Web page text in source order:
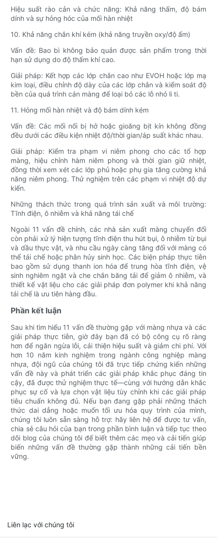
Hiệu suất rào cản và chức năng: Khả năng thấm, độ bám
dính và sự hỏng hóc của mối hàn nhiệt
10. Khả năng chắn khí kém (khả năng truyền oxy/độ ẩm)
Vấn đề: Bao bì không bảo quản được sản phẩm trong thời
hạn sử dụng do độ thấm khí cao.
Giải pháp: Kết hợp các lớp chắn cao như EVOH hoặc lớp mạ
kim loại, điều chỉnh độ dày của các lớp chắn và kiểm soát độ
bền của quá trình cán màng để loại bỏ các lỗ nhỏ li ti.
11. Hỏng mối hàn nhiệt và độ bám dính kém
Vấn đề: Các mối nối bị hở hoặc gioăng bịt kín không đồng
đều dưới các điều kiện nhiệt độ/thời gian/áp suất khác nhau.
Giải pháp: Kiểm tra phạm vi niêm phong cho các tổ hợp
màng, hiệu chỉnh hàm niêm phong và thời gian giữ nhiệt,
đồng thời xem xét các lớp phủ hoặc phụ gia tăng cường khả
năng niêm phong. Thử nghiệm trên các phạm vi nhiệt độ dự
kiến.
Những thách thức trong quá trình sản xuất và môi trường:
Tĩnh điện, ô nhiễm và khả năng tái chế
Ngoài 11 vấn đề chính, các nhà sản xuất màng chuyển đổi
còn phải xử lý hiện tượng tĩnh điện thu hút bụi, ô nhiễm từ bụi
và dầu thực vật, và nhu cầu ngày càng tăng đối với màng có
thể tái chế hoặc phân hủy sinh học. Các biện pháp thực tiễn
bao gồm sử dụng thanh ion hóa để trung hòa tĩnh điện, vệ
sinh nghiêm ngặt và che chắn băng tải để giảm ô nhiễm, và
thiết kế vật liệu cho các giải pháp đơn polymer khi khả năng
tái chế là ưu tiên hàng đầu.
Phần kết luận
Sau khi tìm hiểu 11 vấn đề thường gặp với màng nhựa và các
giải pháp thực tiễn, giờ đây bạn đã có bộ công cụ rõ ràng
hơn để ngăn ngừa lỗi, cải thiện hiệu suất và giảm chi phí. Với
hơn 10 năm kinh nghiệm trong ngành công nghiệp màng
nhựa, đội ngũ của chúng tôi đã trực tiếp chứng kiến ​​những
vấn đề này và phát triển các giải pháp khắc phục đáng tin
cậy, đã được thử nghiệm thực tế—cùng với hướng dẫn khắc
phục sự cố và lựa chọn vật liệu tùy chỉnh khi các giải pháp
tiêu chuẩn không đủ. Nếu bạn đang gặp phải những thách
thức dai dẳng hoặc muốn tối ưu hóa quy trình của mình,
chúng tôi luôn sẵn sàng hỗ trợ: hãy liên hệ để được tư vấn,
chia sẻ câu hỏi của bạn trong phần bình luận và tiếp tục theo
dõi blog của chúng tôi để biết thêm các mẹo và cải tiến giúp
biến những vấn đề thường gặp thành những cải tiến bền
vững.
Liên lạc với chúng tôi